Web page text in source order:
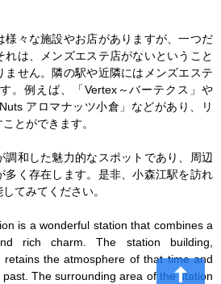
様々な施設やお店がありますが、一つだ
れは、メンズエステ店がないということ
ません。隣の駅や近隣にはメンズエステ
。例えば、「Vertex～バーテクス」や
アロマナッツ小倉」などがあり、リ
とができます。
調和した魅力的なスポットであり、周辺
多く存在します。是非、小森江駅を訪れ
てみてください。
is a wonderful station that combines a
rich charm. The station building,
the atmosphere of that time and
The surrounding area of the station